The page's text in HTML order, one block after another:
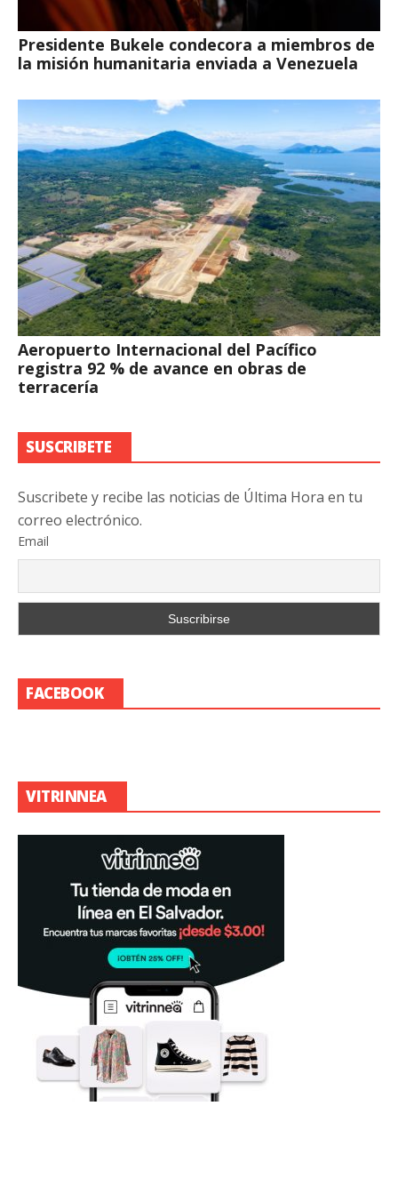
Presidente Bukele condecora a miembros de
la misión humanitaria enviada a Venezuela
Aeropuerto Internacional del Pacífico
registra 92 % de avance en obras de
terracería
SUSCRIBETE
Suscribete y recibe las noticias de Última Hora en tu
correo electrónico.
Email
FACEBOOK
VITRINNEA